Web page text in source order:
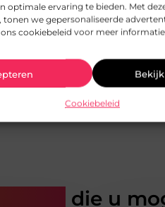
optimale ervaring te bieden. Met
we gepersonaliseerde
ons cookiebeleid voor meer
Cookiebeleid
die u